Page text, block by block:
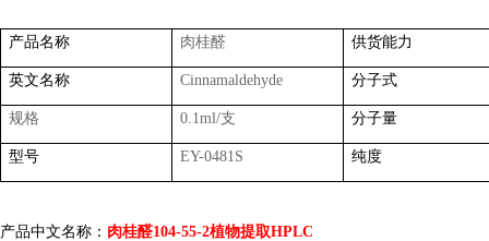
产品名称 肉桂醛 供货能力
英文名称 Cinnamaldehyde 分子式
规格 0.1ml/支 分子量
型号 EY-0481S 纯度
产品中文名称： 肉桂醛104-55-2植物提取HPLC